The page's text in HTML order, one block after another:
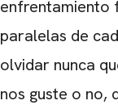
enfrentamiento
paralelas de
olvidar nunca
nos guste o no,